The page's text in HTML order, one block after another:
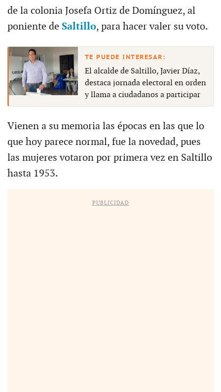
de la colonia Josefa Ortiz de Domínguez, al
poniente de Saltillo, para hacer valer su voto.
El alcalde de Saltillo, Javier Díaz,
destaca jornada electoral en orden
y llama a ciudadanos a participar
Vienen a su memoria las épocas en las que lo
que hoy parece normal, fue la novedad, pues
las mujeres votaron por primera vez en Saltillo
hasta 1953.
PUBLICIDAD